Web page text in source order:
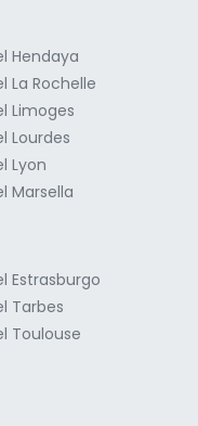
Hendaya
La Rochelle
Limoges
Lourdes
Lyon
Marsella
Estrasburgo
Tarbes
Toulouse